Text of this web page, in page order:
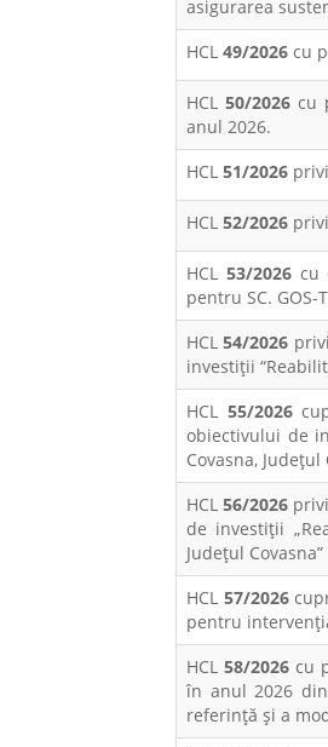
asigurarea
HCL 49/2026 cu
HCL 50/2026 cu
anul 2026.
HCL 51/2026
HCL 52/2026
HCL 53/2026cu
pentru SC. GOS-
HCL54/2026
investiții
HCL 55/2026
obiectivului de
Covasna, Județul
HCL 56/2026
de investiții
Județul Covasna”
HCL 57/2026
pentru
HCL 58/2026cu
în anul 2026
referință și a